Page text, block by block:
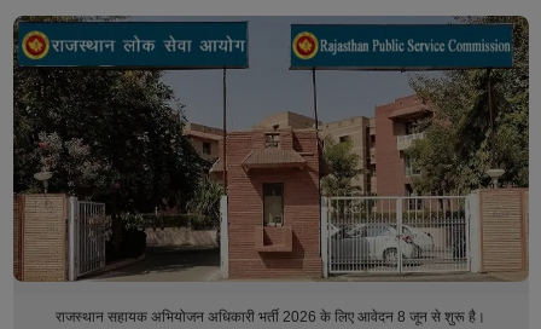
राजस्थान सहायक अभियोजन अधिकारी भर्ती 2026 के लिए आवेदन 8 जून से शुरू है।